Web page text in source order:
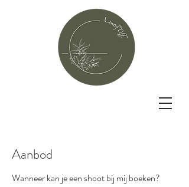
Aanbod
Wanneer kan je een shoot bij mij boeken?